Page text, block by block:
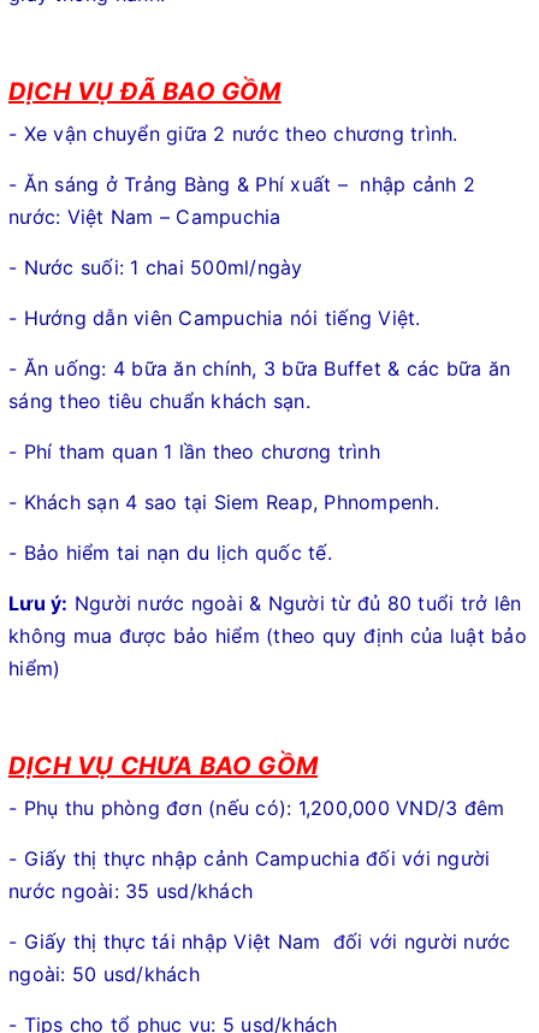
DỊCH VỤ ĐÃ BAO GỒM
- Xe vận chuyển giữa 2 nước theo chương trình.
- Ăn sáng ở Trảng Bàng & Phí xuất – nhập cảnh 2
nước: Việt Nam – Campuchia
- Nước suối: 1 chai 500ml/ngày
- Hướng dẫn viên Campuchia nói tiếng Việt.
- Ăn uống: 4 bữa ăn chính, 3 bữa Buffet & các bữa ăn
sáng theo tiêu chuẩn khách sạn.
- Phí tham quan 1 lần theo chương trình
- Khách sạn 4 sao tại Siem Reap, Phnompenh.
- Bảo hiểm tai nạn du lịch quốc tế.
Lưu ý: Người nước ngoài & Người từ đủ 80 tuổi trở lên
không mua được bảo hiểm (theo quy định của luật bảo
hiểm)
DỊCH VỤ CHƯA BAO GỒM
- Phụ thu phòng đơn (nếu có): 1,200,000 VND/3 đêm
- Giấy thị thực nhập cảnh Campuchia đối với người
nước ngoài: 35 usd/khách
- Giấy thị thực tái nhập Việt Nam đối với người nước
ngoài: 50 usd/khách
- Tips cho tổ phục vụ: 5 usd/khách